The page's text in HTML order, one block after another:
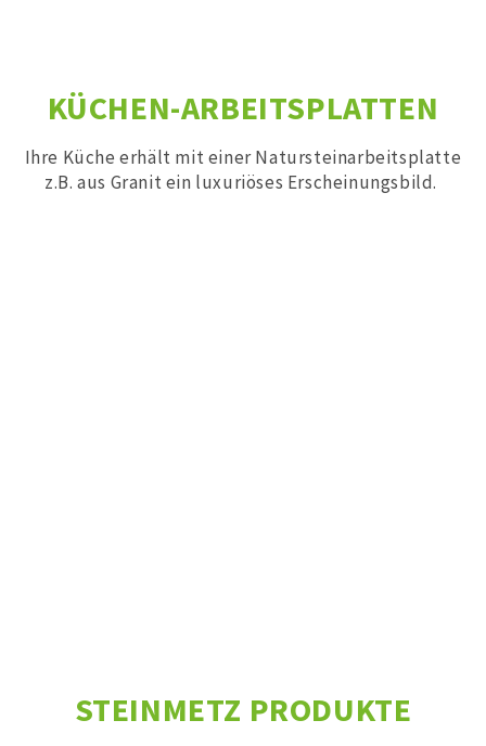
KÜCHEN-ARBEITSPLATTEN
Ihre Küche erhält mit einer Natursteinarbeitsplatte
z.B. aus Granit ein luxuriöses Erscheinungsbild.
STEINMETZ PRODUKTE